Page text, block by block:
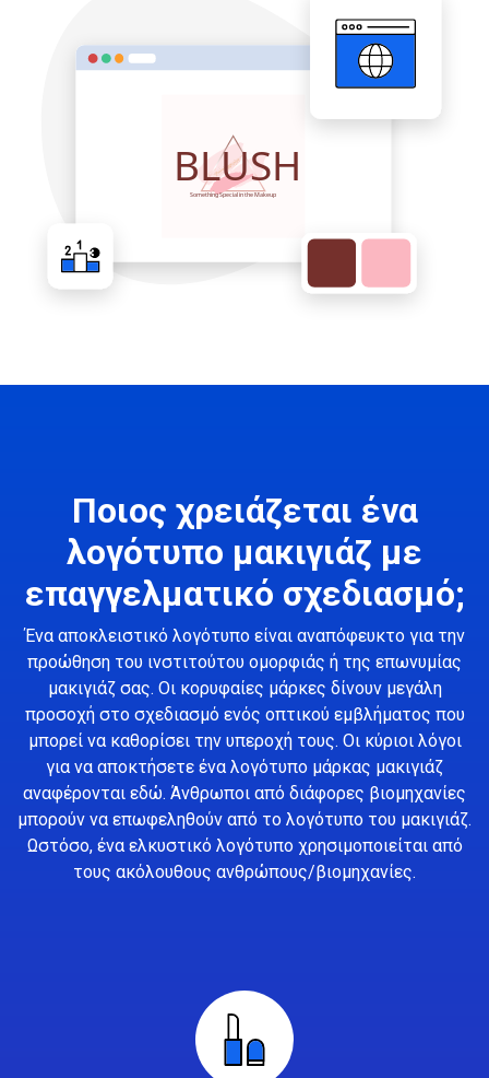
Ποιος χρειάζεται ένα
λογότυπο μακιγιάζ με
επαγγελματικό σχεδιασμό;
Ένα αποκλειστικό λογότυπο είναι αναπόφευκτο για την
προώθηση του ινστιτούτου ομορφιάς ή της επωνυμίας
μακιγιάζ σας. Οι κορυφαίες μάρκες δίνουν μεγάλη
προσοχή στο σχεδιασμό ενός οπτικού εμβλήματος που
μπορεί να καθορίσει την υπεροχή τους. Οι κύριοι λόγοι
για να αποκτήσετε ένα λογότυπο μάρκας μακιγιάζ
αναφέρονται εδώ. Άνθρωποι από διάφορες βιομηχανίες
μπορούν να επωφεληθούν από το λογότυπο του μακιγιάζ.
Ωστόσο, ένα ελκυστικό λογότυπο χρησιμοποιείται από
τους ακόλουθους ανθρώπους/βιομηχανίες.